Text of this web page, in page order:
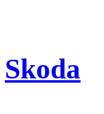
Skoda